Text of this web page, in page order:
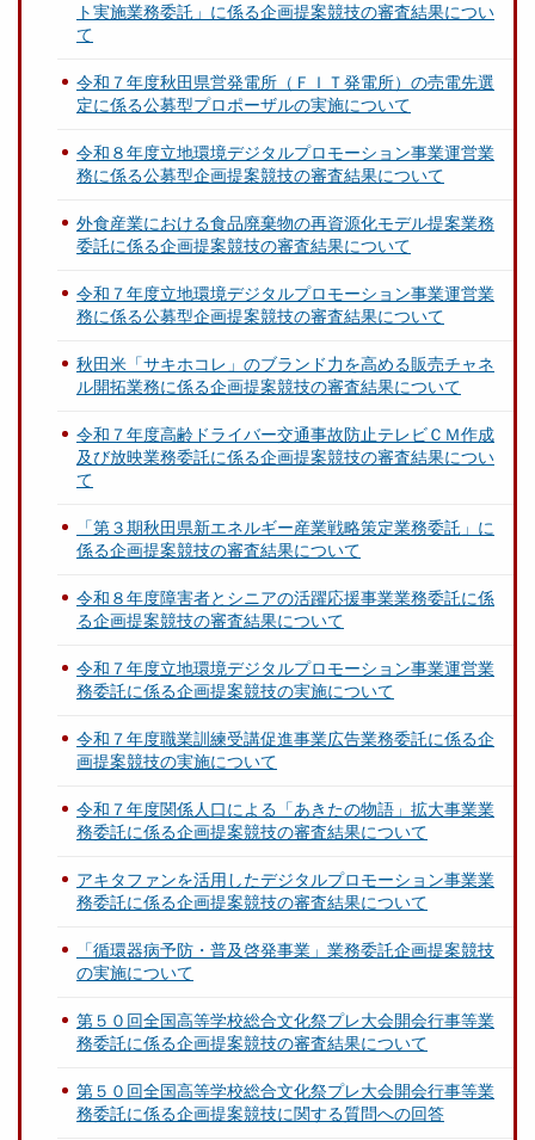
ト実施業務委託」に係る企画提案競技の審査結果につい
て
令和７年度秋田県営発電所（ＦＩＴ発電所）の売電先選
定に係る公募型プロポーザルの実施について
令和８年度立地環境デジタルプロモーション事業運営業
務に係る公募型企画提案競技の審査結果について
外食産業における食品廃棄物の再資源化モデル提案業務
委託に係る企画提案競技の審査結果について
令和７年度立地環境デジタルプロモーション事業運営業
務に係る公募型企画提案競技の審査結果について
秋田米「サキホコレ」のブランド力を高める販売チャネ
ル開拓業務に係る企画提案競技の審査結果について
令和７年度高齢ドライバー交通事故防止テレビＣＭ作成
及び放映業務委託に係る企画提案競技の審査結果につい
て
「第３期秋田県新エネルギー産業戦略策定業務委託」に
係る企画提案競技の審査結果について
令和８年度障害者とシニアの活躍応援事業業務委託に係
る企画提案競技の審査結果について
令和７年度立地環境デジタルプロモーション事業運営業
務委託に係る企画提案競技の実施について
令和７年度職業訓練受講促進事業広告業務委託に係る企
画提案競技の実施について
令和７年度関係人口による「あきたの物語」拡大事業業
務委託に係る企画提案競技の審査結果について
アキタファンを活用したデジタルプロモーション事業業
務委託に係る企画提案競技の審査結果について
「循環器病予防・普及啓発事業」業務委託企画提案競技
の実施について
第５０回全国高等学校総合文化祭プレ大会開会行事等業
務委託に係る企画提案競技の審査結果について
第５０回全国高等学校総合文化祭プレ大会開会行事等業
務委託に係る企画提案競技に関する質問への回答